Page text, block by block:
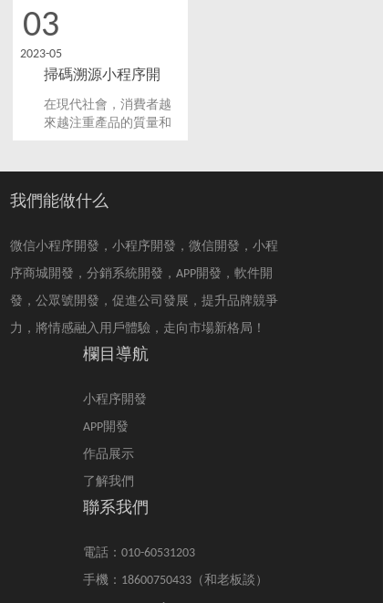
03
2023-05
掃碼溯源小程序開
發：讓消費者更放心
的購物體驗
在現代社會，消費者越
來越注重產品的質量和
此，一個值得信任的產
的。
我們能做什么
微信小程序開發，小程序開發，微信開發，小程
序商城開發，分銷系統開發，APP開發，軟件開
發，公眾號開發，促進公司發展，提升品牌競爭
力，將情感融入用戶體驗，走向市場新格局！
欄目導航
小程序開發
APP開發
作品展示
了解我們
聯系我們
電話：010-60531203
手機：18600750433（和老板談）